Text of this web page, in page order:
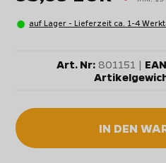
auf Lager - Lieferzeit ca. 1-4
Art. Nr:801151 |
IN DEN